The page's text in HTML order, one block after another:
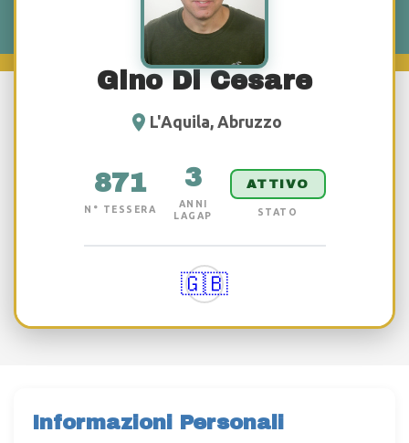
Gino Di Cesare
L'Aquila, Abruzzo
871
N° TESSERA
3
ANNI
LAGAP
ATTIVO
STATO
🇬🇧
Informazioni Personali